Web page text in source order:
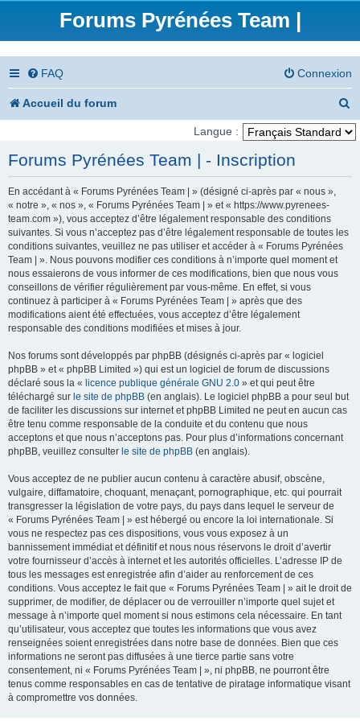
Forums Pyrénées Team |
FAQ Connexion
Accueil du forum
e
h
Langue :
Forums Pyrénées Team | - Inscription
En accédant à « Forums Pyrénées Team | » (désigné ci-après par « nous »,
« notre », « nos », « Forums Pyrénées Team | » et « https://www.pyrenees-
team.com »), vous acceptez d’être légalement responsable des conditions
suivantes. Si vous n’acceptez pas d’être légalement responsable de toutes les
conditions suivantes, veuillez ne pas utiliser et accéder à « Forums Pyrénées
Team | ». Nous pouvons modifier ces conditions à n’importe quel moment et
nous essaierons de vous informer de ces modifications, bien que nous vous
conseillons de vérifier régulièrement par vous-même. En effet, si vous
continuez à participer à « Forums Pyrénées Team | » après que des
modifications aient été effectuées, vous acceptez d’être légalement
responsable des conditions modifiées et mises à jour.
Nos forums sont développés par phpBB (désignés ci-après par « logiciel
phpBB » et « phpBB Limited ») qui est un logiciel de forum de discussions
déclaré sous la « licence publique générale GNU 2.0 » et qui peut être
téléchargé sur le site de phpBB (en anglais). Le logiciel phpBB a pour seul but
de faciliter les discussions sur internet et phpBB Limited ne peut en aucun cas
être tenu comme responsable de la conduite et du contenu que nous
acceptons et que nous n’acceptons pas. Pour plus d’informations concernant
phpBB, veuillez consulter le site de phpBB (en anglais).
Vous acceptez de ne publier aucun contenu à caractère abusif, obscène,
vulgaire, diffamatoire, choquant, menaçant, pornographique, etc. qui pourrait
transgresser la législation de votre pays, du pays dans lequel le serveur de
« Forums Pyrénées Team | » est hébergé ou encore la loi internationale. Si
vous ne respectez pas ces dispositions, vous vous exposez à un
bannissement immédiat et définitif et nous nous réservons le droit d’avertir
votre fournisseur d’accès à internet et les autorités officielles. L’adresse IP de
tous les messages est enregistrée afin d’aider au renforcement de ces
conditions. Vous acceptez le fait que « Forums Pyrénées Team | » ait le droit de
supprimer, de modifier, de déplacer ou de verrouiller n’importe quel sujet et
message à n’importe quel moment si nous estimons cela nécessaire. En tant
qu’utilisateur, vous acceptez que toutes les informations que vous avez
renseignées soient enregistrées dans notre base de données. Bien que ces
informations ne seront pas diffusées à une tierce partie sans votre
consentement, ni « Forums Pyrénées Team | », ni phpBB, ne pourront être
tenus comme responsables en cas de tentative de piratage informatique visant
à compromettre vos données.